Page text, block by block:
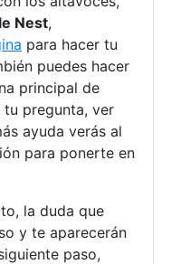
Nest,
para hacer tu
puedes hacer
principal de
pregunta, ver
ayuda verás al
para ponerte en
la duda que
y te aparecerán
paso,